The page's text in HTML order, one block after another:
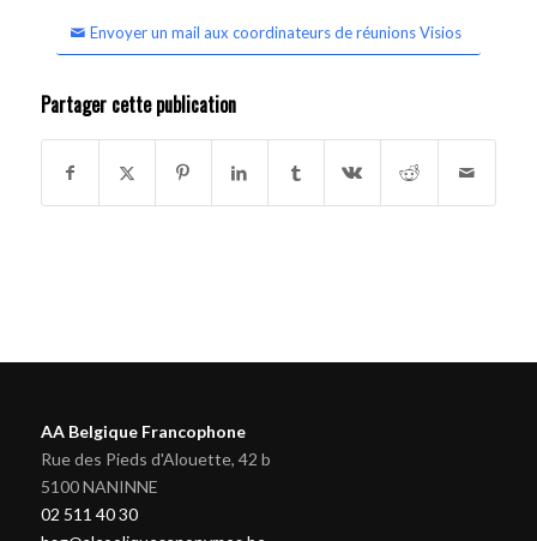
Envoyer un mail aux coordinateurs de réunions Visios
Partager cette publication
AA Belgique Francophone
Rue des Pieds d'Alouette, 42 b
5100 NANINNE
02 511 40 30